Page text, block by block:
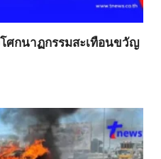
ศกนาฏกรรมสะเทือนขวัญ